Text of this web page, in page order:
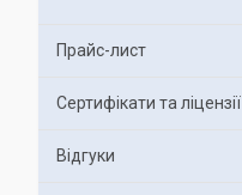
Прайс-лист
Сертифікати та ліцензії
Відгуки